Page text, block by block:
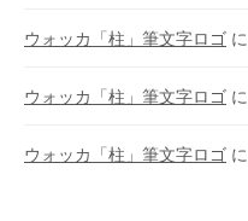
ウォッカ「柱」筆文字ロゴ に
ウォッカ「柱」筆文字ロゴ に
ウォッカ「柱」筆文字ロゴ に